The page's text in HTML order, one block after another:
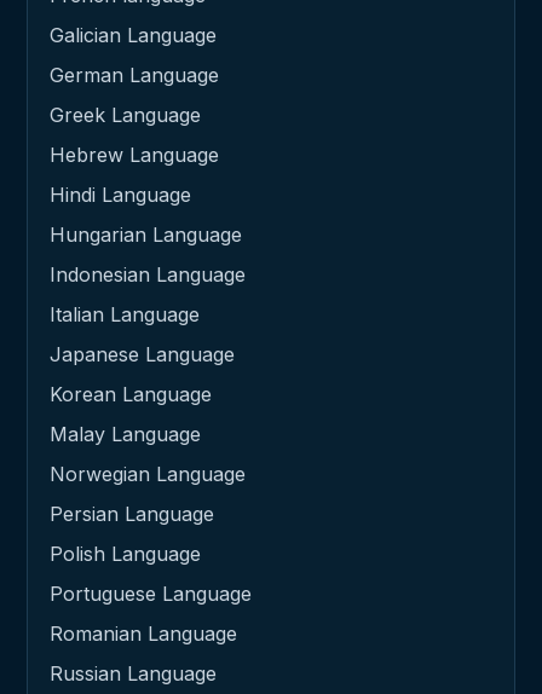
Galician Language
German Language
Greek Language
Hebrew Language
Hindi Language
Hungarian Language
Indonesian Language
Italian Language
Japanese Language
Korean Language
Malay Language
Norwegian Language
Persian Language
Polish Language
Portuguese Language
Romanian Language
Russian Language